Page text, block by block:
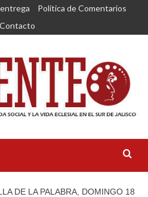
Política de Comentarios
Contacto
DE LA PALABRA, DOMINGO 18